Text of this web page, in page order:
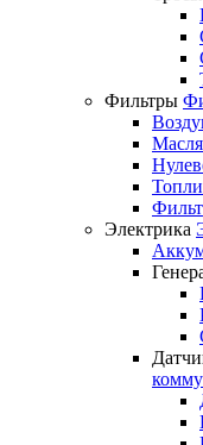
Фильтры
Электрика